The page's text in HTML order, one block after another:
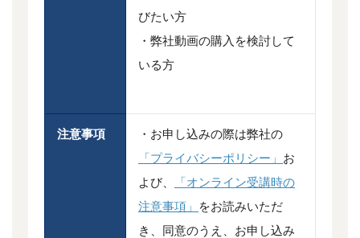
びたい方
・弊社動画の購入を検討して
いる方
注意事項
・お申し込みの際は弊社の
「プライバシーポリシー」 お
よび、
「オンライン受講時の
注意事項」
をお読みいただ
き、同意のうえ、お申し込み